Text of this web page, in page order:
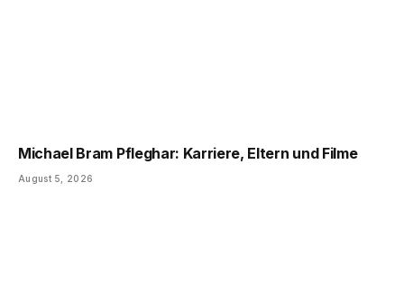
Michael Bram Pfleghar: Karriere, Eltern und Filme
August 5, 2026